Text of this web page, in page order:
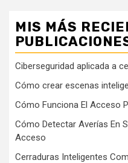
MIS MÁS
Ciberseguridad aplicada a
Cómo crear escenas
Cómo Funciona El Acceso
Cómo Detectar Averías En
Acceso
Cerraduras Inteligentes